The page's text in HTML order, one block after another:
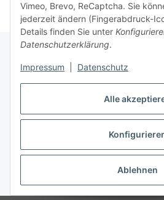
Alle
Ablehnen
Vimeo, Brevo, ReCaptcha. Sie
jederzeit ändern (Fingerabdruck-
Details finden Sie unter
Datenschutzerklärung.
Impressum Datenschutz
Gesetzliche Informationen